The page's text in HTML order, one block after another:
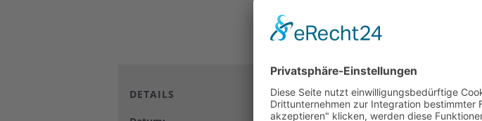
DETAILS VERANSTALTUNGSORT